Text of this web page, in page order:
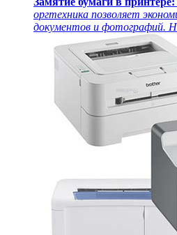
оргтехника позволяет
документов и фотографий.